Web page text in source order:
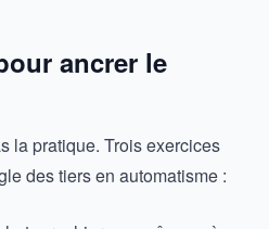
ancrer le
la pratique. Trois exercices
des tiers en automatisme :